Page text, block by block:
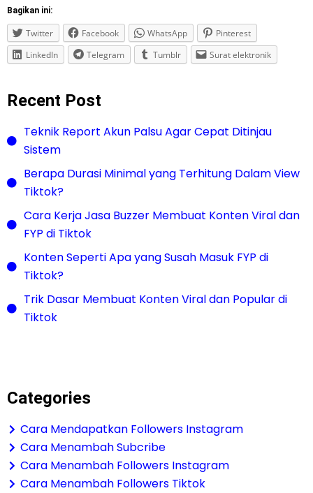
Bagikan ini:
Twitter Facebook WhatsApp
Pinterest
LinkedIn
Telegram Tumblr Surat elektronik
Recent Post
Teknik Report Akun Palsu Agar Cepat Ditinjau
Sistem
Berapa Durasi Minimal yang Terhitung Dalam View
Tiktok?
Cara Kerja Jasa Buzzer Membuat Konten Viral dan
FYP di Tiktok
Konten Seperti Apa yang Susah Masuk FYP di
Tiktok?
Trik Dasar Membuat Konten Viral dan Popular di
Tiktok
Categories
Cara Mendapatkan Followers Instagram
Cara Menambah Subcribe
Cara Menambah Followers Instagram
Cara Menambah Followers Tiktok